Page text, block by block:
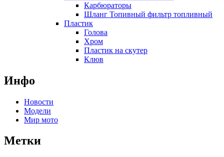
Карбюраторы
Шланг Топивный фильтр топливный
Пластик
Голова
Хром
Пластик на скутер
Клюв
Инфо
Новости
Модели
Мир мото
Метки